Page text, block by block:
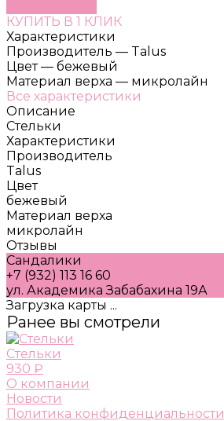
КУПИТЬ В 1 КЛИК
Характеристики
Производитель — Talus
Цвет — бежевый
Материал верха — микролайн
Все характеристики
Описание
Стельки
Характеристики
Производитель
Talus
Цвет
бежевый
Материал верха
микролайн
Отзывы
Сандалики
+7 (932) 113 16 60
ул. Академика Забабахина 19А
Загрузка карты ...
Ранее вы смотрели
Стельки
930 ₽
О компании
Новости
Политика конфиденциальности